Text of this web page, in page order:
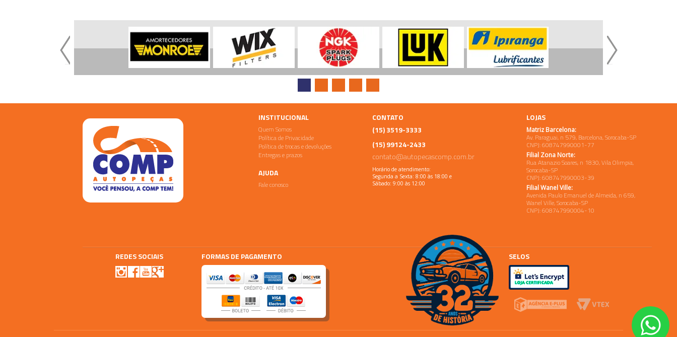
INSTITUCIONAL
Quem Somos
Política de Privacidade
Política de trocas e devoluções
Entregas e prazos
AJUDA
Fale conosco
CONTATO
(15) 3519-3333
(15) 99124-2433
contato@autopecascomp.com.br
Horário de atendimento:
Segunda a Sexta: 8:00 às 18:00 e
Sábado: 9:00 às 12:00
LOJAS
Matriz Barcelona:
Av. Paraguai, n 579, Barcelona, Sorocaba-SP
CNPJ: 608747990001-77
Filial Zona Norte:
Rua Atanazio Soares, n 1830, Vila Olimpia,
Sorocaba-SP
CNPJ: 608747990003-39
Filial Wanel Ville:
Avenida Paulo Emanuel de Almeida, n 659,
Wanel Ville, Sorocaba-SP
CNPJ: 608747990004-10
REDES SOCIAIS FORMAS DE PAGAMENTO SELOS